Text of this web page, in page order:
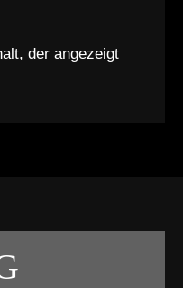
der angezeigt